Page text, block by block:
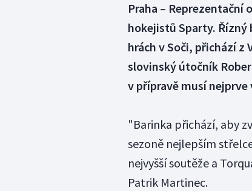
Praha – Reprezentační
hokejistů Sparty. Řízný
hrách v Soči, přichází
slovinský útočník
v přípravě musí
"Barinka přichází, aby
sezoně nejlepším
nejvyšší soutěže a
Patrik Martinec.